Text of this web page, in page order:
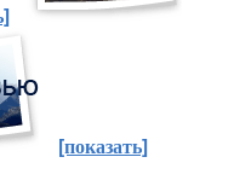
[показать]